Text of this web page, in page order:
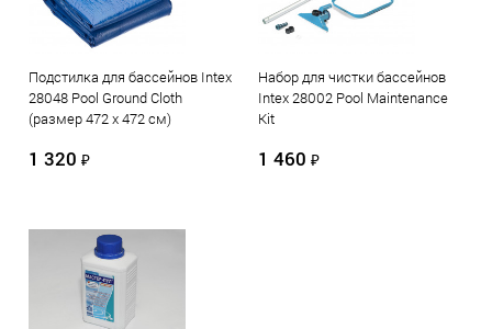
Подстилка для бассейнов Intex
28048 Pool Ground Cloth
(размер 472 х 472 см)
1 320 ₽
Набор для чистки бассейнов
Intex 28002 Pool Maintenance
Kit
1 460 ₽